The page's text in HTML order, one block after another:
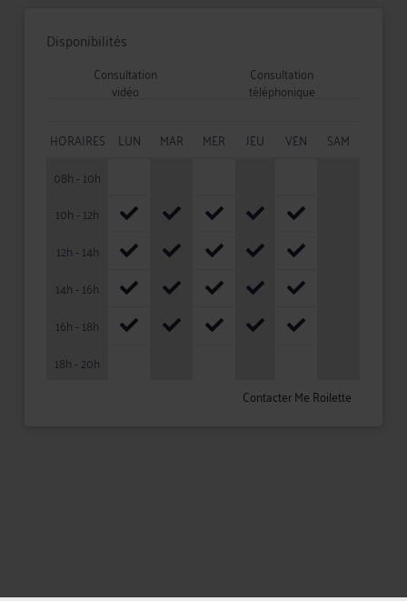
Disponibilités
Consultation
vidéo
Consultation
téléphonique
HORAIRES LUN MAR MER JEU VEN
SAM
08h - 10h
10h - 12h
12h - 14h
14h - 16h
16h - 18h
18h - 20h
Contacter Me Roilette